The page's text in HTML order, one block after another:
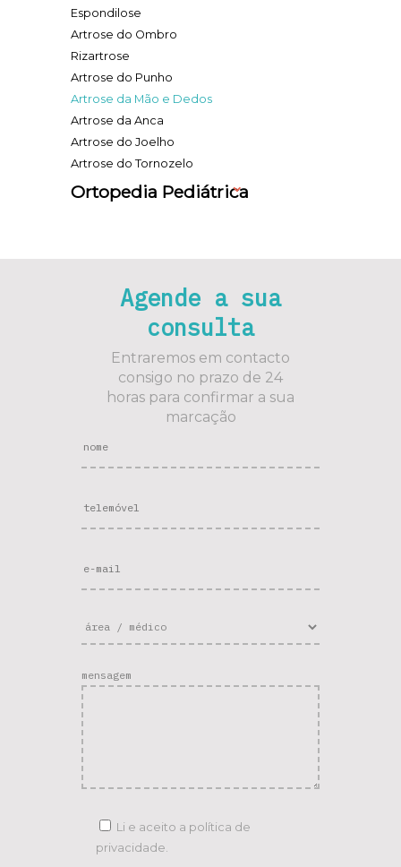
Espondilose
Artrose do Ombro
Rizartrose
Artrose do Punho
Artrose da Mão e Dedos
Artrose da Anca
Artrose do Joelho
Artrose do Tornozelo
Ortopedia Pediátrica
Agende a sua
consulta
Entraremos em contacto
consigo no prazo de 24
horas para confirmar a sua
marcação
mensagem
Li e aceito a política de
privacidade.